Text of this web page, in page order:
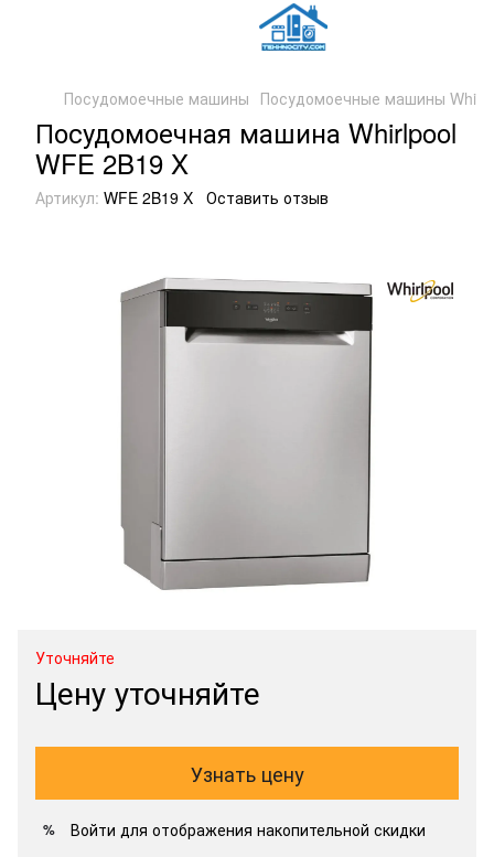
Посудомоечные машины Посудомоечные машины
Посудомоечная машина Whirlpool
WFE 2B19 X
Артикул: WFE 2B19 X Оставить отзыв
Уточняйте
Цену уточняйте
Узнать цену
% Войти для отображения накопительной скидки